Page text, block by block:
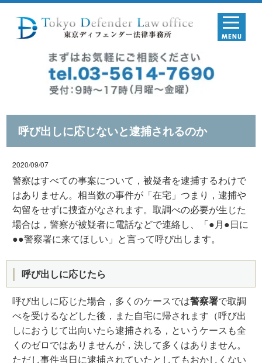
呼び出しに応じないと逮捕されるのか
2020/09/07
警察はすべての事案について，被疑者を逮捕するわけで
はありません。相当数の事件が「在宅」つまり，逮捕や
勾留をせずに捜査がなされます。取調べの必要が生じた
場合は，警察が被疑者に電話などで連絡し、「●月●日に
●●警察署に来てほしい」と言って呼び出します。
呼び出しに応じたら
呼び出しに応じた場合，多くのケースでは警察署で取調
べを受けるなどした後，また自宅に帰されます（呼び出
しにおうじて出向いたら逮捕される，というケースも全
くのゼロではありませんが，決して多くはありません。
ただし事件当日に逮捕されていたとしてもおかしくない